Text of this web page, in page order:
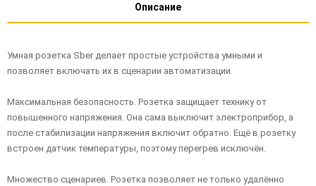
Описание
Умная розетка Sber делает простые устройства умными и
позволяет включать их в сценарии автоматизации.
Максимальная безопасность. Розетка защищает технику от
повышенного напряжения. Она сама выключит электроприбор, а
после стабилизации напряжения включит обратно. Ещё в розетку
встроен датчик температуры, поэтому перегрев исключён.
Множество сценариев. Розетка позволяет не только удалённо